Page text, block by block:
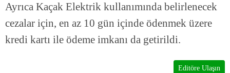
Ayrıca Kaçak Elektrik kullanımında belirlenecek
cezalar için, en az 10 gün içinde ödenmek üzere
kredi kartı ile ödeme imkanı da getirildi.
Editöre Ulaşın